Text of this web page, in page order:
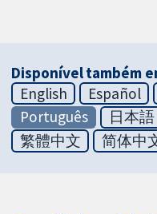
Disponível também
English
Español
Português
日本語
繁體中文
简体中